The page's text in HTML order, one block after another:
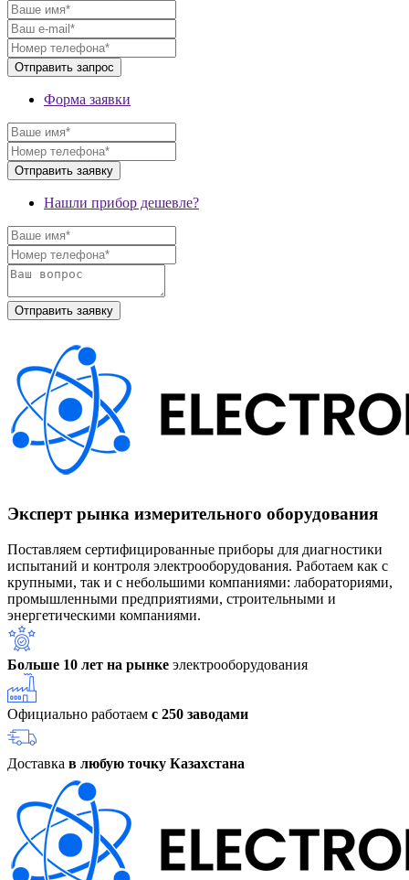
Форма заявки
Нашли прибор дешевле?
Эксперт рынка измерительного оборудования
Поставляем сертифицированные приборы для диагностики
испытаний и контроля электрооборудования. Работаем как с
крупными, так и с небольшими компаниями: лабораториями,
промышленными предприятиями, строительными и
энергетическими компаниями.
Больше 10 лет на рынке электрооборудования
Официально работаем с 250 заводами
Доставка в любую точку Казахстана